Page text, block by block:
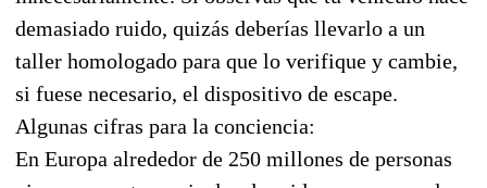
demasiado ruido, quizás deberías llevarlo a un
taller homologado para que lo verifique y cambie,
si fuese necesario, el dispositivo de escape.
Algunas cifras para la conciencia:
En Europa alrededor de 250 millones de personas